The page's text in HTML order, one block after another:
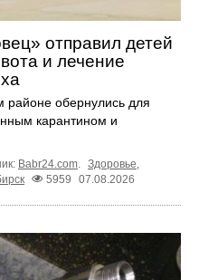
отправил детей
и лечение
районе обернулись для
карантином и
Babr24.com Здоровье
5959 07.08.2026